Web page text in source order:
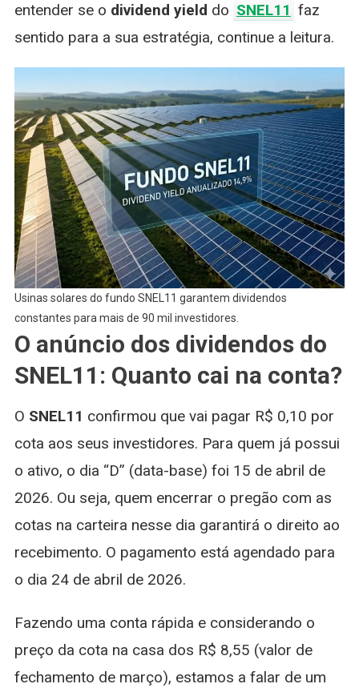
entender se o dividend yield do SNEL11 faz
sentido para a sua estratégia, continue a leitura.
Usinas solares do fundo SNEL11 garantem dividendos
constantes para mais de 90 mil investidores.
O anúncio dos dividendos do
SNEL11: Quanto cai na conta?
O SNEL11 confirmou que vai pagar R$ 0,10 por
cota aos seus investidores. Para quem já possui
o ativo, o dia “D” (data-base) foi 15 de abril de
2026. Ou seja, quem encerrar o pregão com as
cotas na carteira nesse dia garantirá o direito ao
recebimento. O pagamento está agendado para
o dia 24 de abril de 2026.
Fazendo uma conta rápida e considerando o
preço da cota na casa dos R$ 8,55 (valor de
fechamento de março), estamos a falar de um